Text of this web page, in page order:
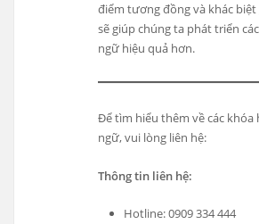
điểm tương đồng và khác
sẽ giúp chúng ta phát triển
ngữ hiệu quả hơn.
Để tìm hiểu thêm về các khóa
ngữ, vui lòng liên hệ:
Thông tin liên hệ:
Hotline: 0909 334 444